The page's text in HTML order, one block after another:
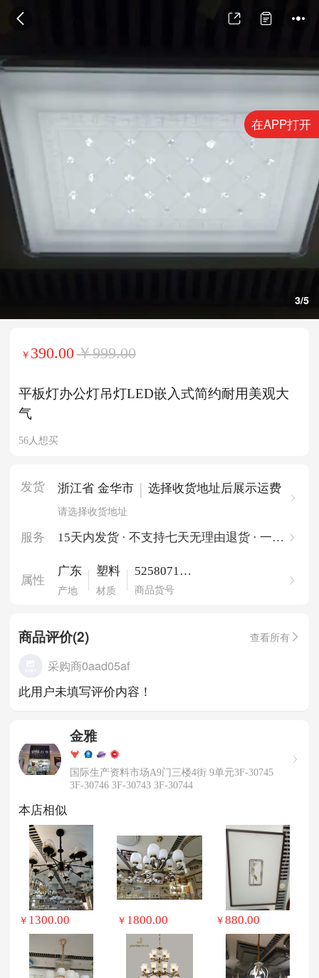
在APP打开
3/5
￥ 390.00￥999.00
平板灯办公灯吊灯LED嵌入式简约耐用美观大
气
56人想买
发货 浙江省 金华市 | 选择收货地址后展示运费
请选择收货地址
服务
15天内发货 · 不支持七天无理由退货 · 一件
属性
广东
产地
塑料
材质
525807175
53765276
商品货号
商品评价(2) 查看所有
采购商0aad05af
此用户未填写评价内容！
金雅
国际生产资料市场A9门三楼4街 9单元3F-30745
3F-30746 3F-30743 3F-30744
本店相似
￥ 1300.00 ￥ 1800.00 ￥880.00